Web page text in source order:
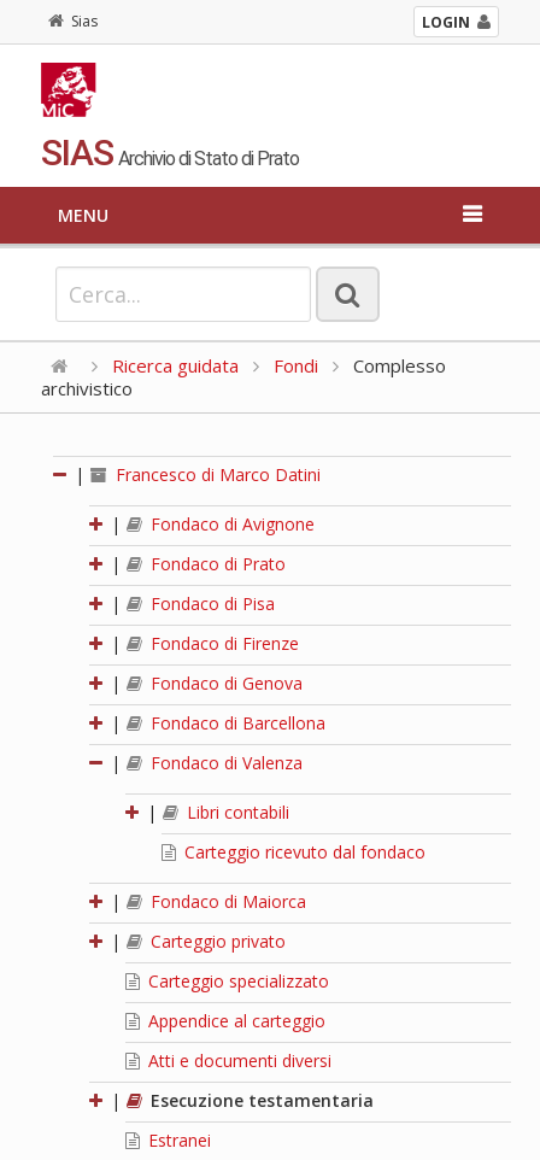
Sias LOGIN
SIAS Archivio di Stato di Prato
MENU
Ricerca guidata Fondi
Complesso
archivistico
| Francesco di Marco Datini
|
Fondaco di Avignone
|
Fondaco di Prato
|
Fondaco di Pisa
|
Fondaco di Firenze
|
Fondaco di Genova
|
Fondaco di Barcellona
|
Fondaco di Valenza
|
Libri contabili
Carteggio ricevuto dal fondaco
|
Fondaco di Maiorca
|
Carteggio privato
Carteggio specializzato
Appendice al carteggio
Atti e documenti diversi
|
Esecuzione testamentaria
Estranei